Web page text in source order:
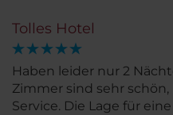
Tolles Hotel
Haben leider nur 2
Zimmer sind sehr
Service. Die Lage für